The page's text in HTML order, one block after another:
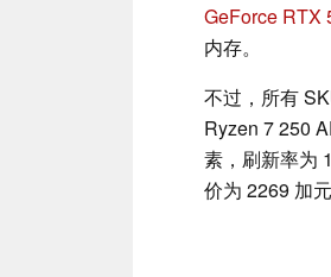
GeForce RTX
内存。
不过，所有
Ryzen 7 250
素，刷新率为
价为 2269 加